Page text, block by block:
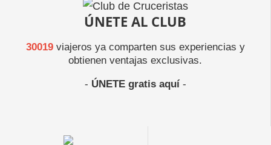
ÚNETE AL CLUB
30019viajeros ya comparten sus experiencias y
obtienen ventajas exclusivas.
- ÚNETE gratis aquí-